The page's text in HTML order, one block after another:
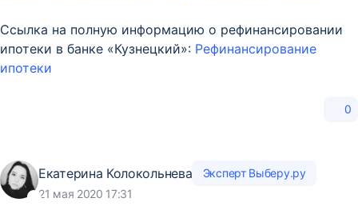
Ссылка на полную информацию о рефинансировании
ипотеки в банке «Кузнецкий»: Рефинансирование
ипотеки
0
Екатерина Колокольнева
Эксперт Выберу.ру
21 мая 2020 17:31